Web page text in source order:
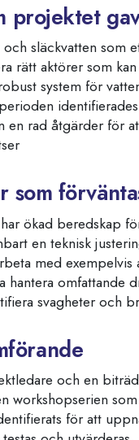
projektet
släckvatten som
rätt aktörer som
system för
en rad åtgärder för
som
ökad beredskap
en teknisk
med
hantera omfattande
svagheter och
och en
workshopserien
för att